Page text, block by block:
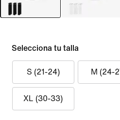
Selecciona tu talla
S (21-24) M (24-
XL (30-33)